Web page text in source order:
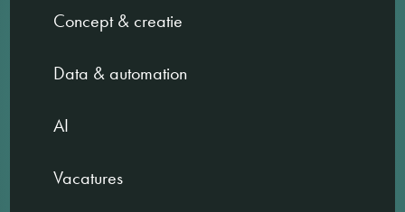
Concept & creatie
Data & automation
AI
Vacatures